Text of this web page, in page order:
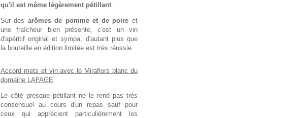
qu'il est même légèrement pétillant
Sur des arômes de pomme et de poire et
une fraîcheur bien présente, c'est un vin
d'apéritif original et sympa, d'autant plus que
la bouteille en édition limitée est très réussie.
Accord mets et vin avec le Miraflors blanc du
domaine LAFAGE
Le côté presque pétillant ne le rend pas très
consensuel au cours d'un repas sauf pour
ceux qui apprécient particulièrement les